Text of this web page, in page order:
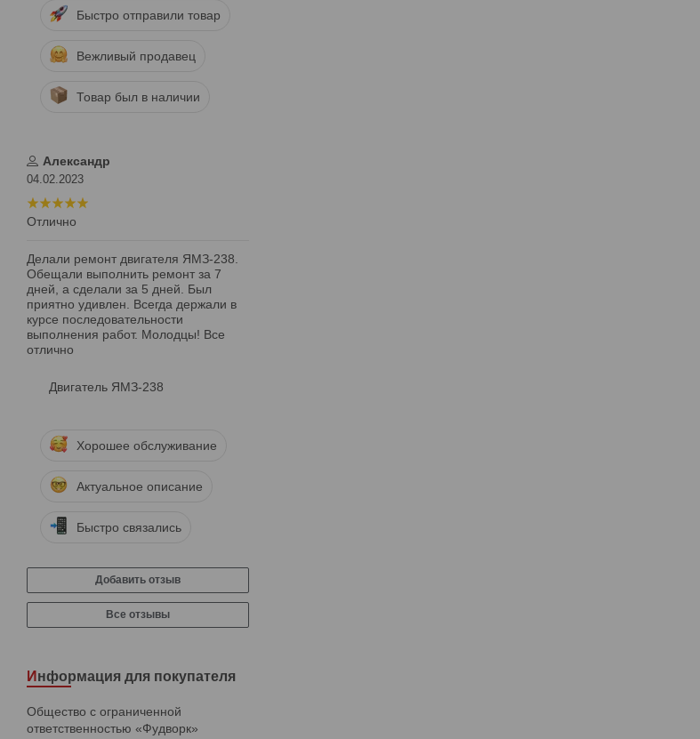
Быстро отправили товар
Вежливый продавец
Товар был в наличии
Александр
04.02.2023
Отлично
Делали ремонт двигателя ЯМЗ-238.
Обещали выполнить ремонт за 7
дней, а сделали за 5 дней. Был
приятно удивлен. Всегда держали в
курсе последовательности
выполнения работ. Молодцы! Все
отлично
Двигатель ЯМЗ-238
Хорошее обслуживание
Актуальное описание
Быстро связались
Добавить отзыв
Все отзывы
Информация для покупателя
Общество с ограниченной
ответственностью «Фудворк»